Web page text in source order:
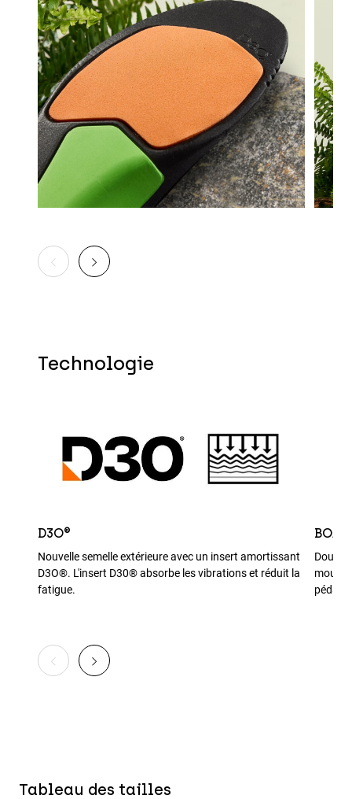
Technologie
D3O®
Nouvelle semelle extérieure avec un insert amortissant
D3O®. L'insert D30® absorbe les vibrations et réduit la
fatigue.
BOA®
pédales
Tableau des tailles